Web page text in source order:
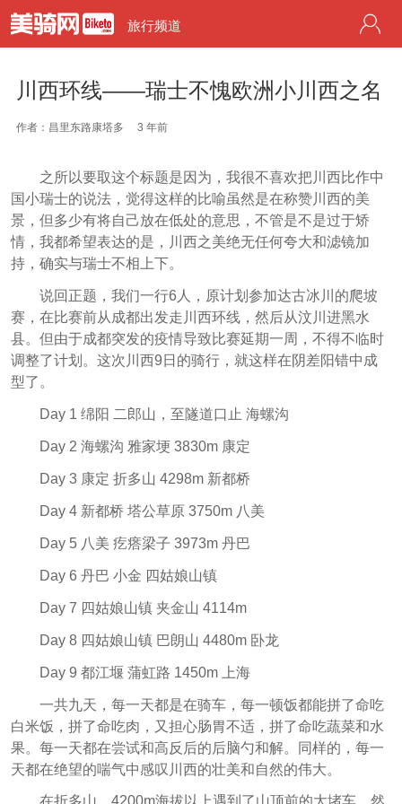
旅行频道
川西环线——瑞士不愧欧洲小川西之名
作者：昌里东路康塔多 3 年前
之所以要取这个标题是因为，我很不喜欢把川西比作中
国小瑞士的说法，觉得这样的比喻虽然是在称赞川西的美
景，但多少有将自己放在低处的意思，不管是不是过于矫
情，我都希望表达的是，川西之美绝无任何夸大和滤镜加
持，确实与瑞士不相上下。
说回正题，我们一行6人，原计划参加达古冰川的爬坡
赛，在比赛前从成都出发走川西环线，然后从汶川进黑水
县。但由于成都突发的疫情导致比赛延期一周，不得不临时
调整了计划。这次川西9日的骑行，就这样在阴差阳错中成
型了。
Day 1 绵阳 二郎山，至隧道口止 海螺沟
Day 2 海螺沟 雅家埂 3830m 康定
Day 3 康定 折多山 4298m 新都桥
Day 4 新都桥 塔公草原 3750m 八美
Day 5 八美 疙瘩梁子 3973m 丹巴
Day 6 丹巴 小金 四姑娘山镇
Day 7 四姑娘山镇 夹金山 4114m
Day 8 四姑娘山镇 巴朗山 4480m 卧龙
Day 9 都江堰 蒲虹路 1450m 上海
一共九天，每一天都是在骑车，每一顿饭都能拼了命吃
白米饭，拼了命吃肉，又担心肠胃不适，拼了命吃蔬菜和水
果。每一天都在尝试和高反后的后脑勺和解。同样的，每一
天都在绝望的喘气中感叹川西的壮美和自然的伟大。